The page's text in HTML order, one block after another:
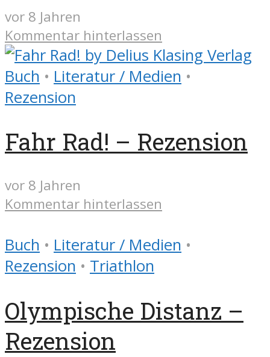
vor 8 Jahren
Kommentar hinterlassen
Buch • Literatur / Medien •
Rezension
Fahr Rad! – Rezension
vor 8 Jahren
Kommentar hinterlassen
Buch • Literatur / Medien •
Rezension • Triathlon
Olympische Distanz –
Rezension